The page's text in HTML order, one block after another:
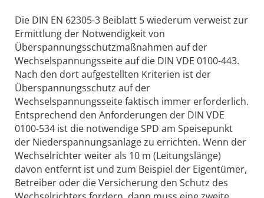
Die DIN EN 62305-3 Beiblatt 5 wiederum verweist zur
Ermittlung der Notwendigkeit von
Überspannungsschutzmaßnahmen auf der
Wechselspannungsseite auf die DIN VDE 0100-443.
Nach den dort aufgestellten Kriterien ist der
Überspannungsschutz auf der
Wechselspannungsseite faktisch immer erforderlich.
Entsprechend den Anforderungen der DIN VDE
0100-534 ist die notwendige SPD am Speisepunkt
der Niederspannungsanlage zu errichten. Wenn der
Wechselrichter weiter als 10 m (Leitungslänge)
davon entfernt ist und zum Beispiel der Eigentümer,
Betreiber oder die Versicherung den Schutz des